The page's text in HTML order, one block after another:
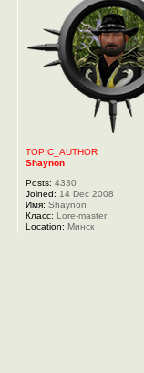
TOPIC_AUTHOR
Shaynon
Posts: 4330
Joined: 14 Dec 2008
Имя: Shaynon
Класс: Lore-master
Location: Минск